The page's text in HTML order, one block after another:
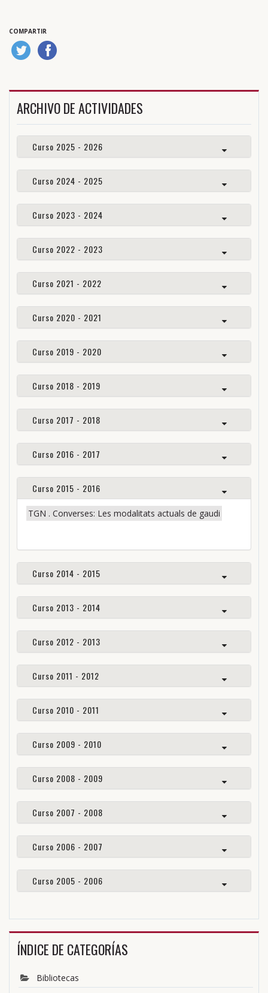
COMPARTIR
ARCHIVO DE ACTIVIDADES
Curso 2025 - 2026
Curso 2024 - 2025
Curso 2023 - 2024
Curso 2022 - 2023
Curso 2021 - 2022
Curso 2020 - 2021
Curso 2019 - 2020
Curso 2018 - 2019
Curso 2017 - 2018
Curso 2016 - 2017
Curso 2015 - 2016
TGN . Converses: Les modalitats actuals de gaudi
Curso 2014 - 2015
Curso 2013 - 2014
Curso 2012 - 2013
Curso 2011 - 2012
Curso 2010 - 2011
Curso 2009 - 2010
Curso 2008 - 2009
Curso 2007 - 2008
Curso 2006 - 2007
Curso 2005 - 2006
ÍNDICE DE CATEGORÍAS
Bibliotecas